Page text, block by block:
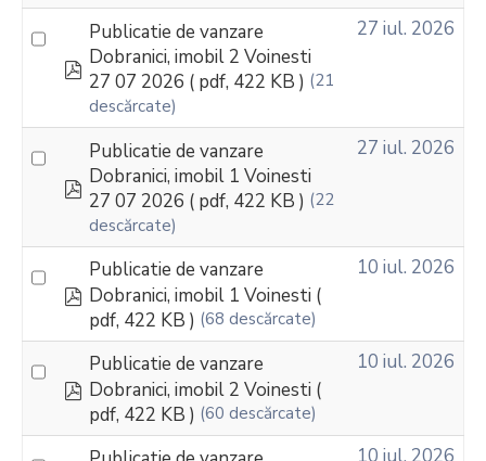
pdf
Publicatie de vanzare
Dobranici, imobil 2 Voinesti
27 07 2026 ( pdf, 422 KB ) (21
descărcate)
27 iul. 2026
pdf
Publicatie de vanzare
Dobranici, imobil 1 Voinesti
27 07 2026 ( pdf, 422 KB ) (22
descărcate)
27 iul. 2026
pdf
Publicatie de vanzare
Dobranici, imobil 1 Voinesti (
pdf, 422 KB ) (68 descărcate)
10 iul. 2026
pdf
Publicatie de vanzare
Dobranici, imobil 2 Voinesti (
pdf, 422 KB ) (60 descărcate)
10 iul. 2026
10 iul. 2026